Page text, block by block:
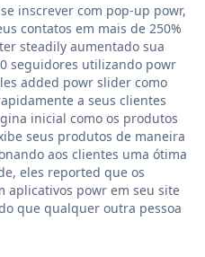
inscrever com pop-up powr,
contatos em mais de 250%
steadily aumentado sua
seguidores utilizando powr
added powr slider como
a seus clientes
inicial como os produtos
seus produtos de maneira
aos clientes uma ótima
eles reported que os
aplicativos powr em seu site
que qualquer outra pessoa